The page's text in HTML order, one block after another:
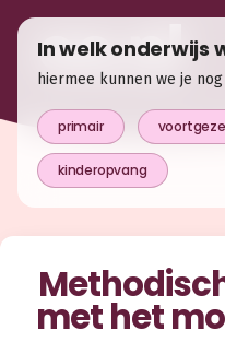
met het
In welk onderwijs
hiermee kunnen we je
primair
kinderopvang